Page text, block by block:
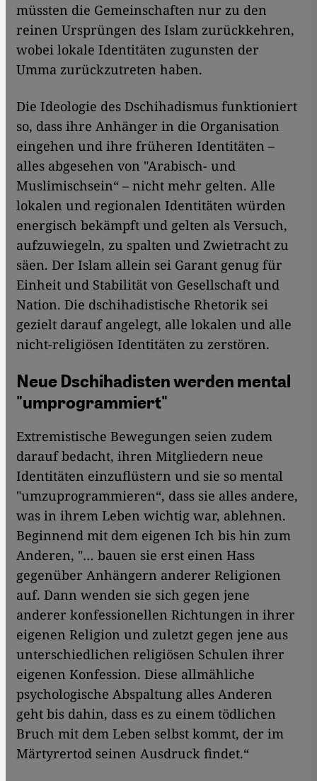
müssten die Gemeinschaften nur zu den
reinen Ursprüngen des Islam zurückkehren,
wobei lokale Identitäten zugunsten der
Umma zurückzutreten haben.
Die Ideologie des Dschihadismus funktioniert
so, dass ihre Anhänger in die Organisation
eingehen und ihre früheren Identitäten –
alles abgesehen von "Arabisch- und
Muslimischsein“ – nicht mehr gelten. Alle
lokalen und regionalen Identitäten würden
energisch bekämpft und gelten als Versuch,
aufzuwiegeln, zu spalten und Zwietracht zu
säen. Der Islam allein sei Garant genug für
Einheit und Stabilität von Gesellschaft und
Nation. Die dschihadistische Rhetorik sei
gezielt darauf angelegt, alle lokalen und alle
nicht-religiösen Identitäten zu zerstören.
Neue Dschihadisten werden mental
"umprogrammiert"
Extremistische Bewegungen seien zudem
darauf bedacht, ihren Mitgliedern neue
Identitäten einzuflüstern und sie so mental
"umzuprogrammieren“, dass sie alles andere,
was in ihrem Leben wichtig war, ablehnen.
Beginnend mit dem eigenen Ich bis hin zum
Anderen, "… bauen sie erst einen Hass
gegenüber Anhängern anderer Religionen
auf. Dann wenden sie sich gegen jene
anderer konfessionellen Richtungen in ihrer
eigenen Religion und zuletzt gegen jene aus
unterschiedlichen religiösen Schulen ihrer
eigenen Konfession. Diese allmähliche
psychologische Abspaltung alles Anderen
geht bis dahin, dass es zu einem tödlichen
Bruch mit dem Leben selbst kommt, der im
Märtyrertod seinen Ausdruck findet.“